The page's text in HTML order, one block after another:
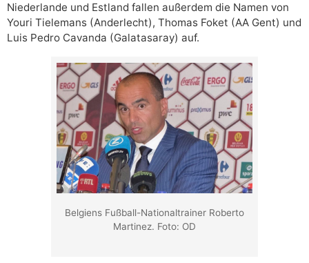
Niederlande und Estland fallen außerdem die Namen von
Youri Tielemans (Anderlecht), Thomas Foket (AA Gent) und
Luis Pedro Cavanda (Galatasaray) auf.
Belgiens Fußball-Nationaltrainer Roberto
Martinez. Foto: OD